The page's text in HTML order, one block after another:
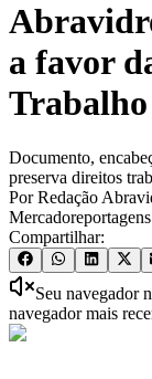
a favor
Documento,
preserva direitos
Por Redação
Mercadoreportagens
Compartilhar:
Seu navegador
navegador mais